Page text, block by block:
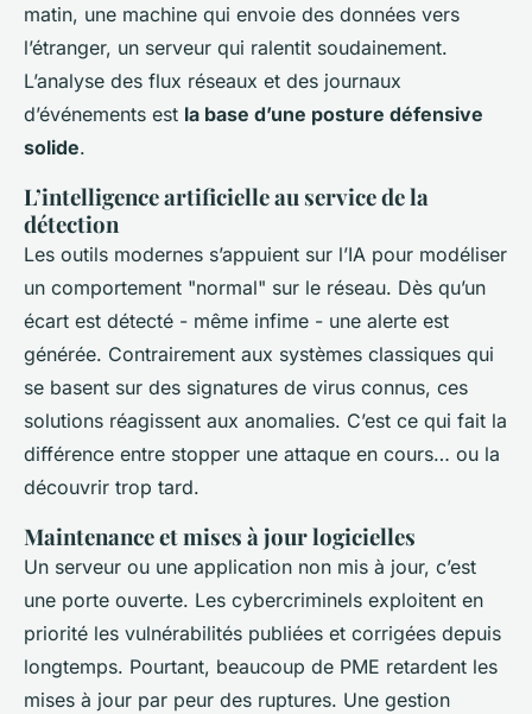
matin, une machine qui envoie des données vers
l’étranger, un serveur qui ralentit soudainement.
L’analyse des flux réseaux et des journaux
d’événements est la base d’une posture défensive
solide.
L’intelligence artificielle au service de la
détection
Les outils modernes s’appuient sur l’IA pour modéliser
un comportement "normal" sur le réseau. Dès qu’un
écart est détecté - même infime - une alerte est
générée. Contrairement aux systèmes classiques qui
se basent sur des signatures de virus connus, ces
solutions réagissent aux anomalies. C’est ce qui fait la
différence entre stopper une attaque en cours… ou la
découvrir trop tard.
Maintenance et mises à jour logicielles
Un serveur ou une application non mis à jour, c’est
une porte ouverte. Les cybercriminels exploitent en
priorité les vulnérabilités publiées et corrigées depuis
longtemps. Pourtant, beaucoup de PME retardent les
mises à jour par peur des ruptures. Une gestion